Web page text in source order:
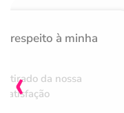
respeito à minha
da nossa
‹